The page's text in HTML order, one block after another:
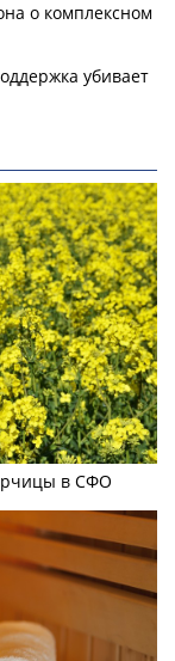
о комплексном
убивает
в СФО